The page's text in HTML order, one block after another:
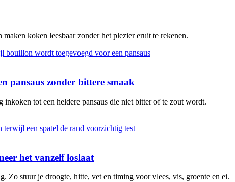
koken leesbaar zonder het plezier eruit te rekenen.
pansaus zonder bittere smaak
tot een heldere pansaus die niet bitter of te zout wordt.
het vanzelf loslaat
Zo stuur je droogte, hitte, vet en timing voor vlees, vis, groente en ei.